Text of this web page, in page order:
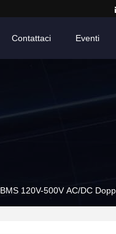
Contattaci Eventi
120V-500V AC/DC